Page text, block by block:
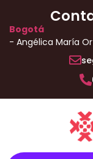
Bogotá
- Angélica María